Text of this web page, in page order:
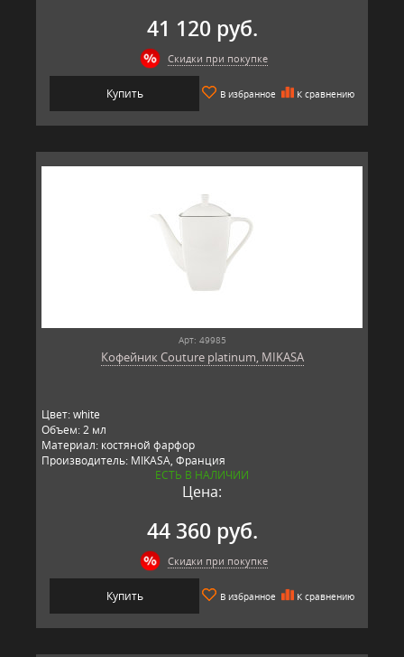
41 120 руб.
Скидки при покупке
Купить В избранное К сравнению
Арт: 49985
Кофейник Couture platinum, MIKASA
Цвет: white
Объем: 2 мл
Материал: костяной фарфор
Производитель: MIKASA, Франция
ЕСТЬ В НАЛИЧИИ
Цена:
44 360 руб.
Скидки при покупке
Купить В избранное К сравнению